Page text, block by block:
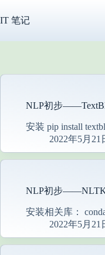
过
容
IT 笔记
NLP初步
安装 pip install
2022年5月21
NLP初步
安装相关库：
2022年5月21